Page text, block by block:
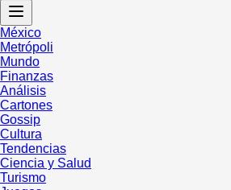
México
Metrópoli
Mundo
Finanzas
Análisis
Cartones
Gossip
Cultura
Tendencias
Ciencia y Salud
Turismo